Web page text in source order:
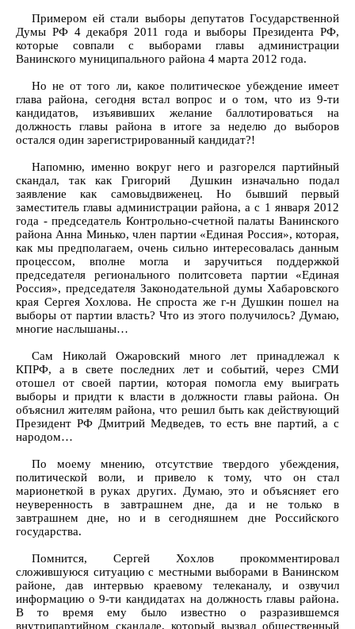
Примером ей стали выборы депутатов Государственной
Думы РФ 4 декабря 2011 года и выборы Президента РФ,
которые совпали с выборами главы администрации
Ванинского муниципального района 4 марта 2012 года.
Но не от того ли, какое политическое убеждение имеет
глава района, сегодня встал вопрос и о том, что из 9-ти
кандидатов, изъявивших желание баллотироваться на
должность главы района в итоге за неделю до выборов
остался один зарегистрированный кандидат?!
Напомню, именно вокруг него и разгорелся партийный
скандал, так как Григорий Душкин изначально подал
заявление как самовыдвиженец. Но бывший первый
заместитель главы администрации района, а с 1 января 2012
года - председатель Контрольно-счетной палаты Ванинского
района Анна Минько, член партии «Единая Россия», которая,
как мы предполагаем, очень сильно интересовалась данным
процессом, вполне могла и заручиться поддержкой
председателя регионального политсовета партии «Единая
Россия», председателя Законодательной думы Хабаровского
края Сергея Хохлова. Не спроста же г-н Душкин пошел на
выборы от партии власть? Что из этого получилось? Думаю,
многие наслышаны…
Сам Николай Ожаровский много лет принадлежал к
КПРФ, а в свете последних лет и событий, через СМИ
отошел от своей партии, которая помогла ему выиграть
выборы и придти к власти в должности главы района. Он
объяснил жителям района, что решил быть как действующий
Президент РФ Дмитрий Медведев, то есть вне партий, а с
народом…
По моему мнению, отсутствие твердого убеждения,
политической воли, и привело к тому, что он стал
марионеткой в руках других. Думаю, это и объясняет его
неуверенность в завтрашнем дне, да и не только в
завтрашнем дне, но и в сегодняшнем дне Российского
государства.
Помнится, Сергей Хохлов прокомментировал
сложившуюся ситуацию с местными выборами в Ванинском
районе, дав интервью краевому телеканалу, и озвучил
информацию о 9-ти кандидатах на должность главы района.
В то время ему было известно о разразившемся
внутрипартийном скандале, который вызвал общественный